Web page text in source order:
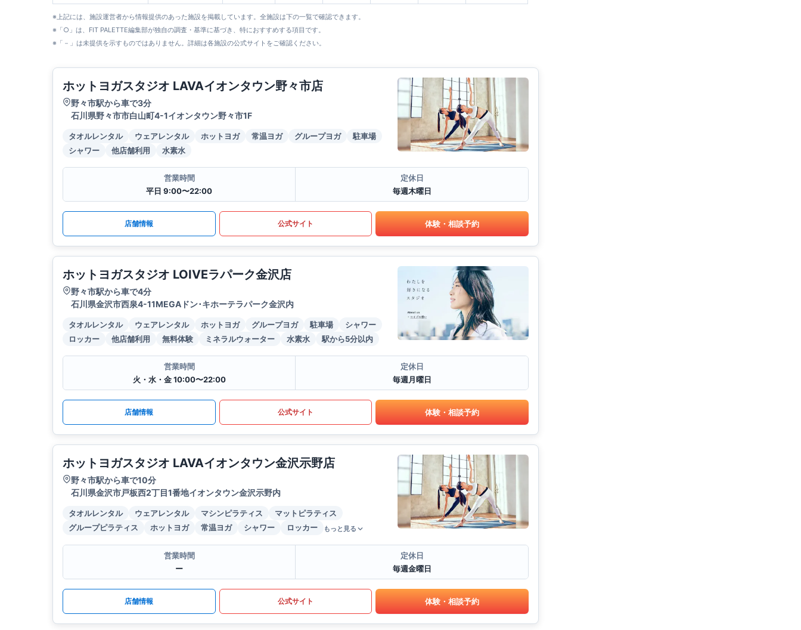
※上記には、施設運営者から情報提供のあった施設を掲載しています。全施設は下の一覧で確認できます。
※「○」は、FIT PALETTE編集部が独自の調査・基準に基づき、特におすすめする項目です。
※「－」は未提供を示すものではありません。詳細は各施設の公式サイトをご確認ください。
ホットヨガスタジオ LAVAイオンタウン野々市店
野々市駅から車で3分
石川県野々市市白山町4-1イオンタウン野々市1F
タオルレンタル ウェアレンタル ホットヨガ 常温ヨガ グループヨガ
駐車場
シャワー
他店舗利用 水素水
営業時間
平日 9:00〜22:00
定休日
毎週木曜日
店舗情報 公式サイト 体験・相談予約
ホットヨガスタジオ LOIVEラパーク金沢店
野々市駅から車で4分
石川県金沢市西泉4-11MEGAドン･キホーテラパーク金沢内
タオルレンタル ウェアレンタル ホットヨガ グループヨガ 駐車場
シャワー
ロッカー
他店舗利用 無料体験 ミネラルウォーター 水素水 駅から5分以内
営業時間
火・水・金 10:00〜22:00
定休日
毎週月曜日
店舗情報 公式サイト 体験・相談予約
ホットヨガスタジオ LAVAイオンタウン金沢示野店
野々市駅から車で10分
石川県金沢市戸板西2丁目1番地イオンタウン金沢示野内
タオルレンタル ウェアレンタル マシンピラティス
マットピラティス
グループピラティス
ホットヨガ 常温ヨガ シャワー ロッカー もっと見る
営業時間
ー
定休日
毎週金曜日
店舗情報 公式サイト 体験・相談予約